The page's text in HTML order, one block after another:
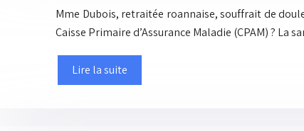
Mme Dubois, retraitée roannaise, souffrait de
Caisse Primaire d’Assurance Maladie (CPAM) ?
Lire la suite